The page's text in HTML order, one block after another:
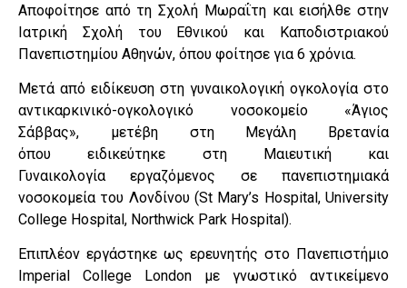
Αποφοίτησε από τη Σχολή Μωραΐτη και εισήλθε στην
Ιατρική Σχολή του Εθνικού και Καποδιστριακού
Πανεπιστημίου Αθηνών, όπου φοίτησε για 6 χρόνια.
Μετά από ειδίκευση στη γυναικολογική ογκολογία στο
αντικαρκινικό-ογκολογικό νοσοκομείο «Άγιος
Σάββας», μετέβη στη Μεγάλη Βρετανία
όπου ειδικεύτηκε στη Μαιευτική και
Γυναικολογία εργαζόμενος σε πανεπιστημιακά
νοσοκομεία του Λονδίνου (St Mary’s Hospital, University
College Hospital, Northwick Park Hospital).
Επιπλέον εργάστηκε ως ερευνητής στο Πανεπιστήμιο
Imperial College London με γνωστικό αντικείμενο